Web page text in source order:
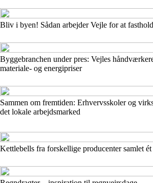
Bliv i byen! Sådan arbejder Vejle for at
Byggebranchen under pres: Vejles
materiale- og energipriser
Sammen om fremtiden: Erhvervsskoler og
det lokale arbejdsmarked
Kettlebells fra forskellige producenter samlet ét